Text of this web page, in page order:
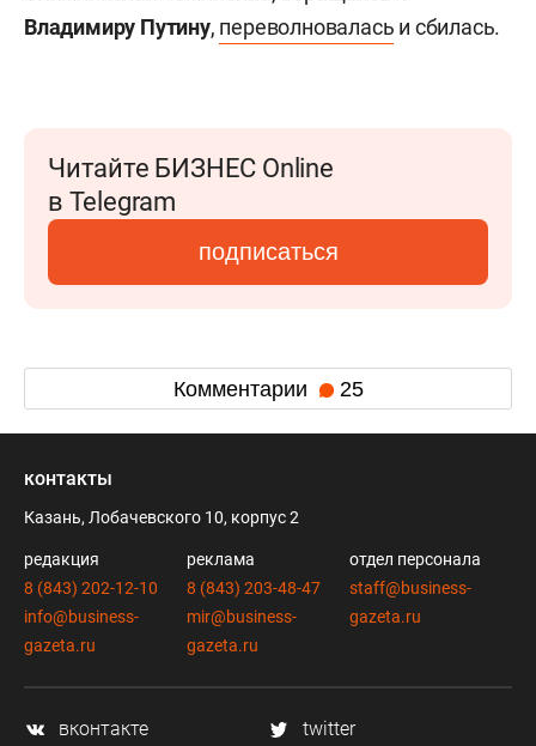
Владимиру Путину, переволновалась и сбилась.
Читайте БИЗНЕС Online
в Telegram
подписаться
Комментарии 25
контакты
Казань, Лобачевского 10, корпус 2
редакция
8 (843) 202-12-10
info@business-
gazeta.ru
реклама
8 (843) 203-48-47
mir@business-
gazeta.ru
отдел персонала
staff@business-
gazeta.ru
вконтакте
twitter